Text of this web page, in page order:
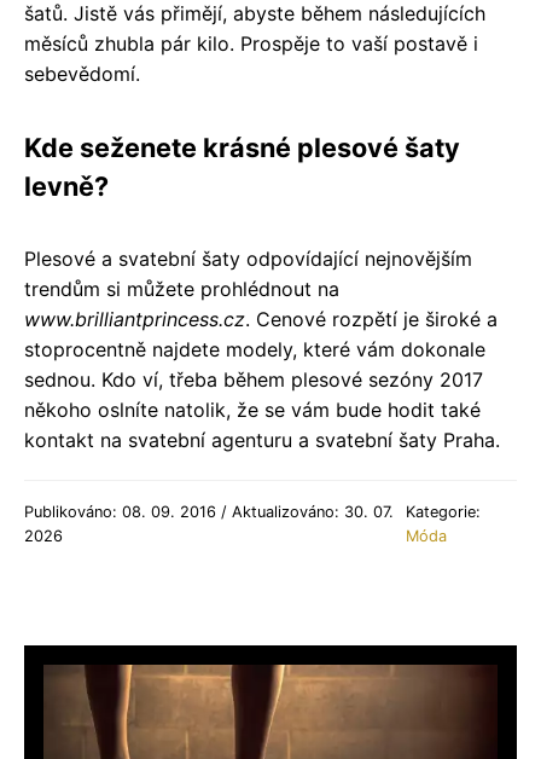
šatů. Jistě vás přimějí, abyste během následujících
měsíců zhubla pár kilo. Prospěje to vaší postavě i
sebevědomí.
Kde seženete krásné plesové šaty
levně?
Plesové a svatební šaty odpovídající nejnovějším
trendům si můžete prohlédnout na
www.brilliantprincess.cz. Cenové rozpětí je široké a
stoprocentně najdete modely, které vám dokonale
sednou. Kdo ví, třeba během plesové sezóny 2017
někoho oslníte natolik, že se vám bude hodit také
kontakt na svatební agenturu a svatební šaty Praha.
Publikováno: 08. 09. 2016 / Aktualizováno: 30. 07.
2026
Kategorie:
Móda